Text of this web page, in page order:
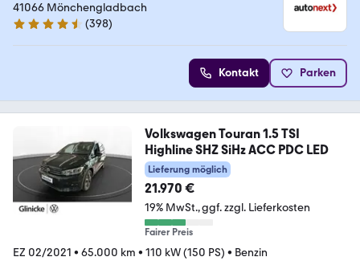
41066 Mönchengladbach
4.7 Sterne
(398)
Kontakt Parken
Volkswagen Touran 1.5 TSI
Highline SHZ SiHz ACC PDC LED
Lieferung möglich
21.970 €
19% MwSt. ggf. zzgl. Lieferkosten
Fairer Preis
EZ 02/2021 • 65.000 km • 110 kW (150 PS) • Benzin